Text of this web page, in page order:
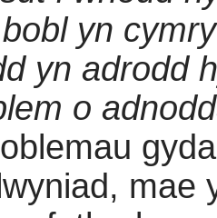
yn
yn adrodd
o
mae